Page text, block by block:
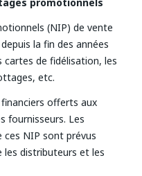
(NIP) de vente
la fin des années
de fidélisation, les
etc.
offerts aux
fournisseurs. Les
NIP sont prévus
les distributeurs et les